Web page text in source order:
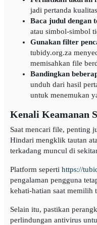
jadi pertanda
Baca judul dengan
atau simbol-simbol
Gunakan filter
tubidy.org.za
memisahkan file
Bandingkan
unduh dari hasil
untuk menemukan
Kenali Keamanan
Saat mencari file, penting
Hindari mengklik tautan
terkadang muncul di
Platform seperti https://
pengalaman pengguna
kehati-hatian saat memilih
Selain itu, pastikan
perlindungan antivirus